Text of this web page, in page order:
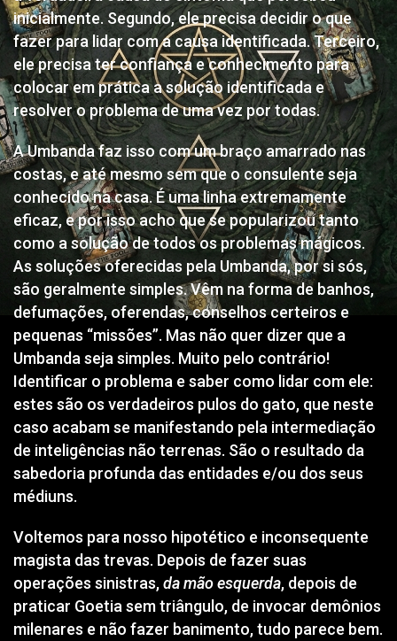
inicialmente. Segundo, ele precisa decidir o que
fazer para lidar com a causa identificada. Terceiro,
ele precisa ter confiança e conhecimento para
colocar em prática a solução identificada e
resolver o problema de uma vez por todas.
A Umbanda faz isso com um braço amarrado nas
costas, e até mesmo sem que o consulente seja
conhecido na casa. É uma linha extremamente
eficaz, e por isso acho que se popularizou tanto
como a solução de todos os problemas mágicos.
As soluções oferecidas pela Umbanda, por si sós,
são geralmente simples. Vêm na forma de banhos,
defumações, oferendas, conselhos certeiros e
pequenas “missões”. Mas não quer dizer que a
Umbanda seja simples. Muito pelo contrário!
Identificar o problema e saber como lidar com ele:
estes são os verdadeiros pulos do gato, que neste
caso acabam se manifestando pela intermediação
de inteligências não terrenas. São o resultado da
sabedoria profunda das entidades e/ou dos seus
médiuns.
Voltemos para nosso hipotético e inconsequente
magista das trevas. Depois de fazer suas
operações sinistras,da mão esquerda, depois de
praticar Goetia sem triângulo, de invocar demônios
milenares e não fazer banimento, tudo parece bem.